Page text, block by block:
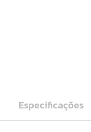
Especificações